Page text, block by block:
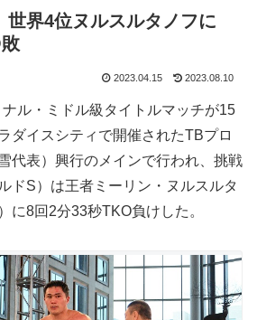
世界4位ヌルスルタノフに
2023.04.15 2023.08.10
ル・ミドル級タイトルマッチが15
ダイスシティで開催されたTBプロ
代表）興行のメインで行われ、挑戦
ドS）は王者ミーリン・ヌルスルタ
に8回2分33秒TKO負けした。